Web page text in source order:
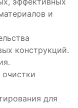
и
конструкций.
для